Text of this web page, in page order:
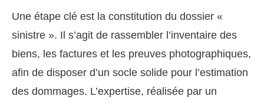
Une étape clé est la constitution du dossier «
sinistre ». Il s’agit de rassembler l’inventaire des
biens, les factures et les preuves photographiques,
afin de disposer d’un socle solide pour l’estimation
des dommages. L’expertise, réalisée par un